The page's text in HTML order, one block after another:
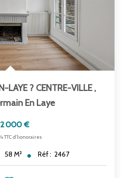
LAYE ? CENTRE-VILLE,
En Laye
000 €
TTC d'honoraires
58 M² Réf : 2467